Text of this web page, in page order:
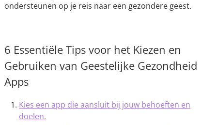
ondersteunen op je reis naar een gezondere geest.
6 Essentiële Tips voor het Kiezen en
Gebruiken van Geestelijke Gezondheid
Apps
Kies een app die aansluit bij jouw behoeften en
doelen.